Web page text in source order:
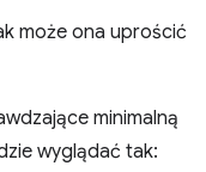
może ona uprościć
minimalną
wyglądać tak: